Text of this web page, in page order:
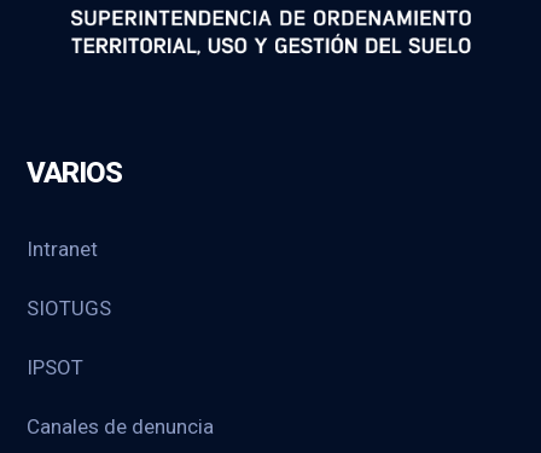
VARIOS
Intranet
SIOTUGS
IPSOT
Canales de denuncia